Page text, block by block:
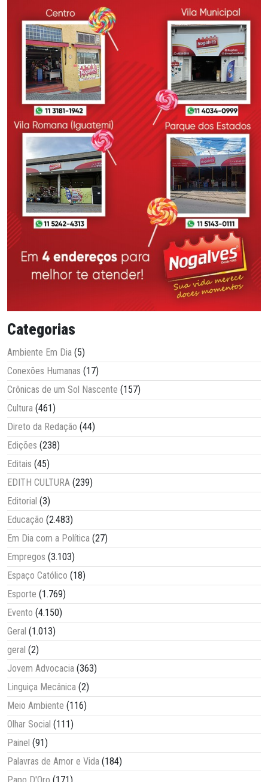
Categorias
Ambiente Em Dia (5)
Conexões Humanas (17)
Crônicas de um Sol Nascente (157)
Cultura (461)
Direto da Redação (44)
Edições (238)
Editais (45)
EDITH CULTURA (239)
Editorial (3)
Educação (2.483)
Em Dia com a Política (27)
Empregos (3.103)
Espaço Católico (18)
Esporte (1.769)
Evento (4.150)
Geral (1.013)
geral (2)
Jovem Advocacia (363)
Linguiça Mecânica (2)
Meio Ambiente (116)
Olhar Social (111)
Painel (91)
Palavras de Amor e Vida (184)